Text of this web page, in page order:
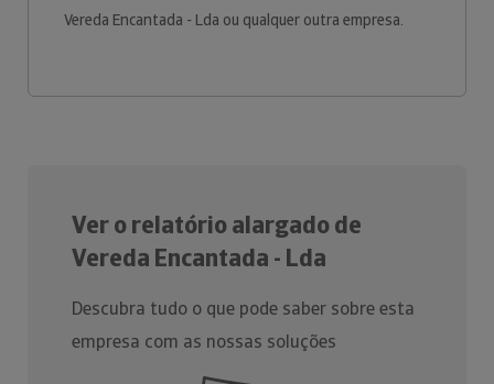
Vereda Encantada - Lda ou qualquer outra empresa.
Ver o relatório alargado de
Vereda Encantada - Lda
Descubra tudo o que pode saber sobre esta
empresa com as nossas soluções